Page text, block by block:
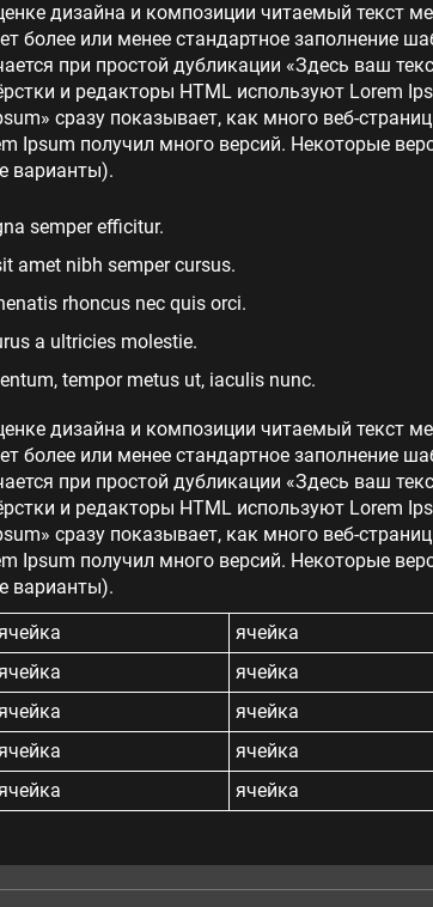
дизайна и композиции читаемый текст
более или менее стандартное заполнение
при простой дубликации «Здесь ваш
и редакторы HTML используют Lorem
сразу показывает, как много веб-
Ipsum получил много версий. Некоторые
варианты).
semper efficitur.
amet nibh semper cursus.
rhoncus nec quis orci.
a ultricies molestie.
tempor metus ut, iaculis nunc.
дизайна и композиции читаемый текст
более или менее стандартное заполнение
при простой дубликации «Здесь ваш
и редакторы HTML используют Lorem
сразу показывает, как много веб-
Ipsum получил много версий. Некоторые
варианты).
ячейка
ячейка
ячейка
ячейка
ячейка